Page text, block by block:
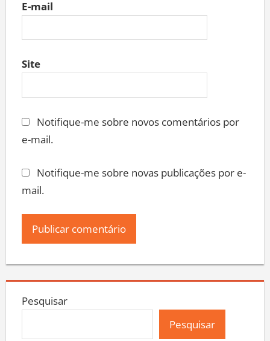
E-mail
Site
Notifique-me sobre novos comentários por
e-mail.
Notifique-me sobre novas publicações por e-
mail.
Pesquisar
Pesquisar